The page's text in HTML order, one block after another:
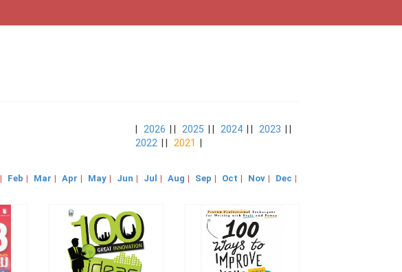
2026 2025 2024| | 2023
2022
2021
| Feb | Mar | Apr | May | Jun | Jul | Aug | Sep | Oct | Nov | Dec |